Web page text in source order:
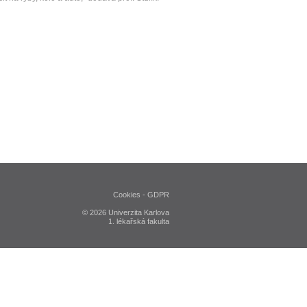
Cookies -GDPR
© 2026 Univerzita Karlova
1. lékařská fakulta